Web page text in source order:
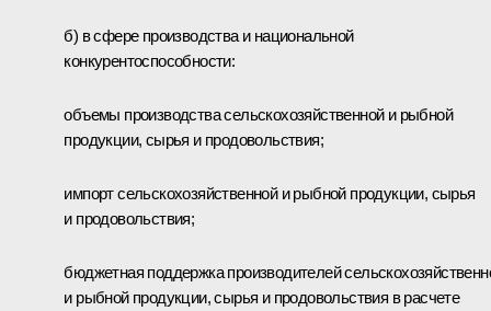
б) в сфере производства и национальной
конкурентоспособности:
объемы производства сельскохозяйственной и рыбной
продукции, сырья и продовольствия;
импорт сельскохозяйственной и рыбной продукции, сырья
и продовольствия;
бюджетная поддержка производителей
и рыбной продукции, сырья и продовольствия в расчете